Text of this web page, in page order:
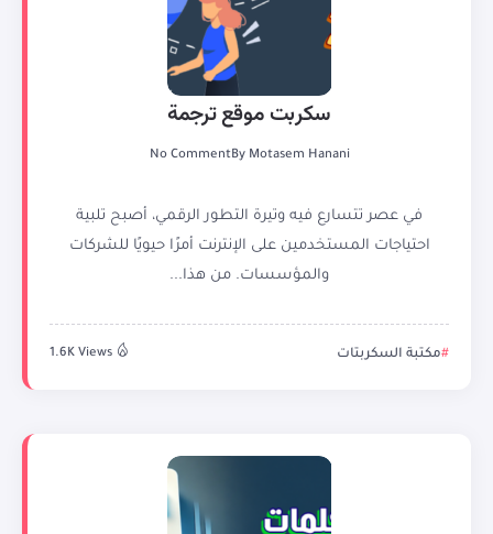
سكربت موقع ترجمة
By Motasem Hanani
No Comment
في عصر تتسارع فيه وتيرة التطور الرقمي، أصبح تلبية
احتياجات المستخدمين على الإنترنت أمرًا حيويًا للشركات
والمؤسسات. من هذا...
مكتبة السكربتات 1.6K Views